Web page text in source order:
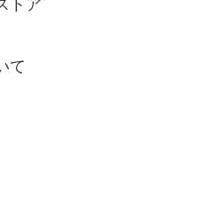
トア
て